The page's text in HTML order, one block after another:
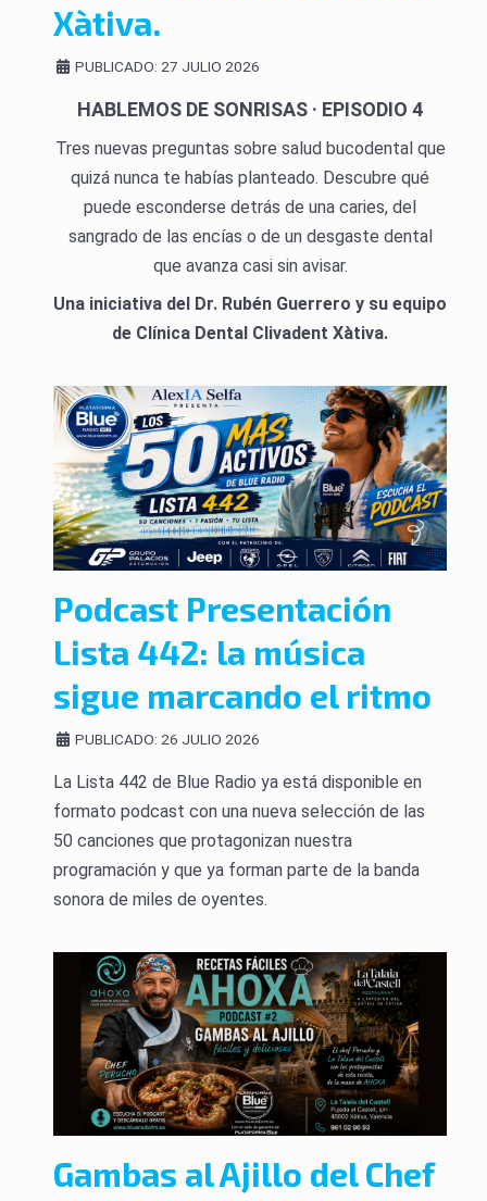
Xàtiva.
PUBLICADO: 27 JULIO 2026
HABLEMOS DE SONRISAS · EPISODIO 4
Tres nuevas preguntas sobre salud bucodental que
quizá nunca te habías planteado. Descubre qué
puede esconderse detrás de una caries, del
sangrado de las encías o de un desgaste dental
que avanza casi sin avisar.
Una iniciativa del Dr. Rubén Guerrero y su equipo
de Clínica Dental Clivadent Xàtiva.
Podcast Presentación
Lista 442: la música
sigue marcando el ritmo
PUBLICADO: 26 JULIO 2026
La Lista 442 de Blue Radio ya está disponible en
formato podcast con una nueva selección de las
50 canciones que protagonizan nuestra
programación y que ya forman parte de la banda
sonora de miles de oyentes.
Gambas al Ajillo del Chef